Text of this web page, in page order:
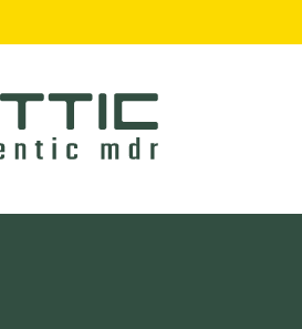
tonen voor vertalingen